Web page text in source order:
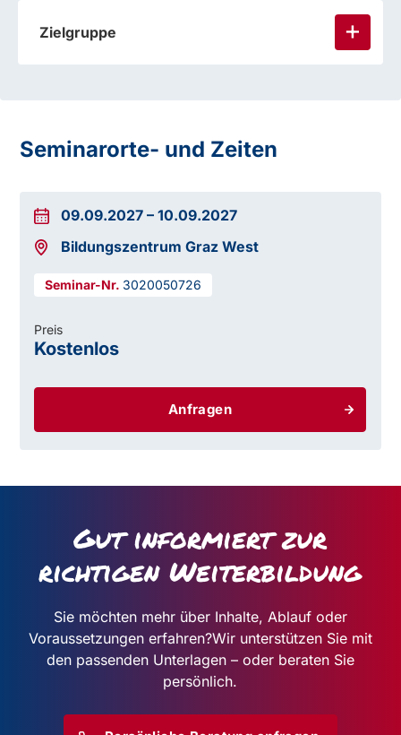
Zielgruppe
Seminarorte- und Zeiten
09.09.2027 –10.09.2027
Bildungszentrum Graz West
3020050726
Anfragen
Preis
Kostenlos
Gut informiert zur
richtigen Weiterbildung
Sie möchten mehr über Inhalte, Ablauf oder
Voraussetzungen erfahren?Wir unterstützen Sie mit
den passenden Unterlagen – oder beraten Sie
persönlich.